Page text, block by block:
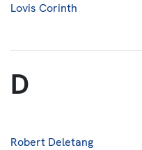
Lovis Corinth
D
Robert Deletang